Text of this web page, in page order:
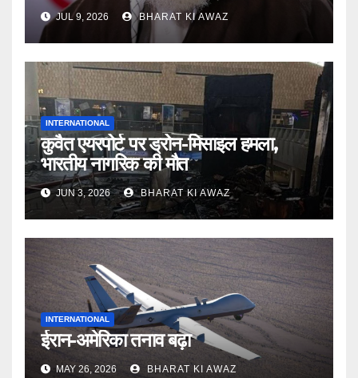
JUL 9, 2026 BHARAT KI AWAZ
INTERNATIONAL
कुवैत एयरपोर्ट पर ड्रोन-मिसाइल हमला,
भारतीय नागरिक की मौत
JUN 3, 2026 BHARAT KI AWAZ
INTERNATIONAL
ईरान-अमेरिका तनाव बढ़ा
MAY 26, 2026 BHARAT KI AWAZ